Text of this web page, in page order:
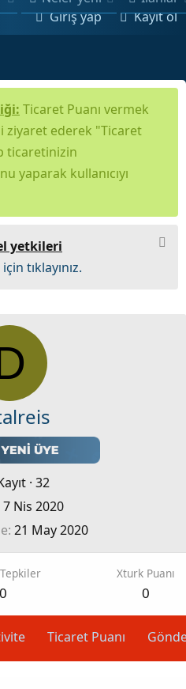
Giriş yap Kayıt ol
Ticaret Puanı vermek
ederek "Ticaret
ticaretinizin
yaparak kullanıcıyı
yetkileri
tıklayınız.
· 32
7 Nis 2020
21 May 2020
0
Xturk Puanı
0
Ticaret Puanı